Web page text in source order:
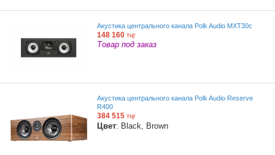
Акустика центрального канала Polk Audio MXT30c
148 160 тңг
Товар под заказ
Акустика центрального канала Polk Audio Reserve
R400
384 515 тңг
Цвет: Black, Brown